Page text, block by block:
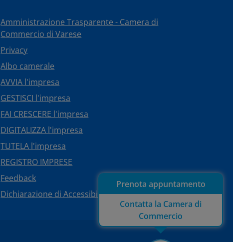
Prenota appuntamento
Contatta la Camera di
Commercio
Amministrazione Trasparente - Camera di
Commercio di Varese
Privacy
Albo camerale
AVVIA l'impresa
GESTISCI l'impresa
FAI CRESCERE l'impresa
DIGITALIZZA l'impresa
TUTELA l'impresa
REGISTRO IMPRESE
Feedback
Dichiarazione di Accessibilità